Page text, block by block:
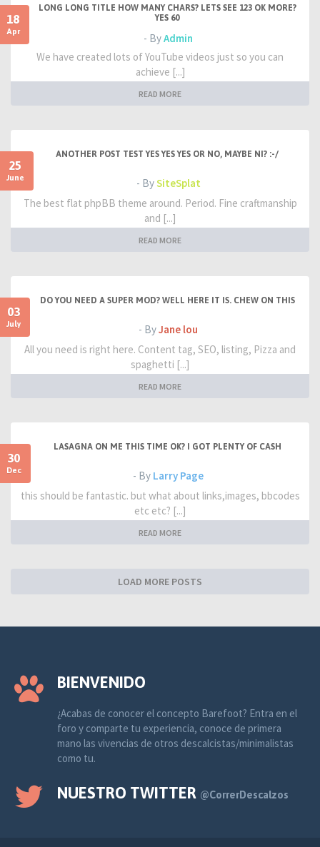
18
Apr
LONG LONG TITLE HOW MANY CHARS? LETS SEE 123 OK MORE?
YES 60
- ByAdmin
We have created lots of YouTube videos just so you can
achieve [...]
READ MORE
25
June
ANOTHER POST TEST YES YES YES OR NO, MAYBE NI? :-/
- BySiteSplat
The best flat phpBB theme around. Period. Fine craftmanship
and [...]
READ MORE
03
July
DO YOU NEED A SUPER MOD? WELL HERE IT IS. CHEW ON THIS
- ByJane lou
All you need is right here. Content tag, SEO, listing, Pizza and
spaghetti [...]
READ MORE
30
Dec
LASAGNA ON ME THIS TIME OK? I GOT PLENTY OF CASH
- By Larry Page
this should be fantastic. but what about links,images, bbcodes
etc etc? [...]
READ MORE
LOAD MORE POSTS
BIENVENIDO
¿Acabas de conocer el concepto Barefoot? Entra en el
foro y comparte tu experiencia, conoce de primera
mano las vivencias de otros descalcistas/minimalistas
como tu.
NUESTRO TWITTER @CorrerDescalzos